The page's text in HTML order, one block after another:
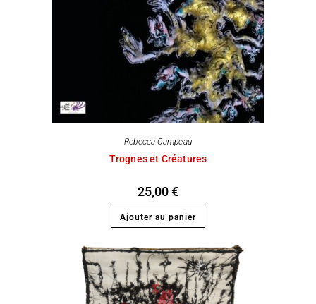
Rebecca Campeau
Trognes et Créatures
25,00€
Ajouter au panier